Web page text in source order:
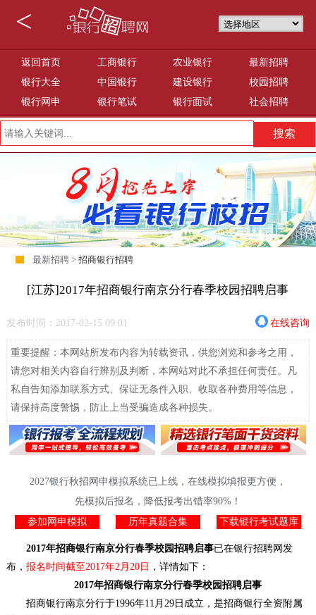
<
返回首页 工商银行 农业银行
最新招聘
银行大全
中国银行 建设银行
校园招聘
银行网申
银行笔试 银行面试 社会招聘
最新招聘 >招商银行招聘
[江苏]2017年招商银行南京分行春季校园招聘启事
发布时间：2017-02-15 09:01 在线咨询
重要提醒：本网站所发布内容为转载资讯，供您浏览和参考之用，
请您对相关内容自行辨别及判断，本网站对此不承担任何责任。凡
私自告知添加联系方式、保证无条件入职、收取各种费用等信息，
请保持高度警惕，防止上当受骗造成各种损失。
2027银行秋招网申模拟系统已上线，在线模拟填报更方便，
先模拟后报名，降低报考出错率90%！
参加网申模拟
历年真题合集 下载银行考试题库
2017年招商银行南京分行春季校园招聘启事已在银行招聘网发
布， 报名时间截至2017年2月20日 ，详情如下：
2017年招商银行南京分行春季校园招聘启事
招商银行南京分行于1996年11月29日成立，是招商银行全资附属